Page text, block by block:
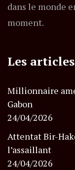
dans le monde
moment.
Les
Millionnaire
Gabon
24/04/2026
Attentat Bir-
l’assaillant
24/04/2026